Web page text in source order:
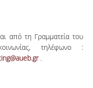
από τη Γραμματεία του
τηλέφωνο :
.